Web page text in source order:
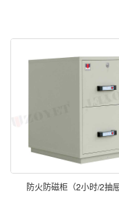
防火防磁柜（2小时/2抽屉